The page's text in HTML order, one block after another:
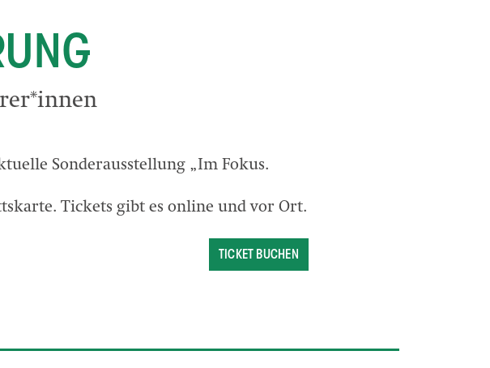
Sonderausstellung „Im Fokus.
Tickets gibt es online und vor Ort.
TICKET BUCHEN